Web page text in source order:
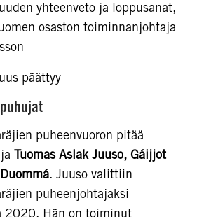
yhteenveto ja loppusanat,
osaston toiminnanjohtaja
päättyy
puheenvuoron pitää
Tuomas Aslak Juuso, Gáijjot
. Juuso valittiin
puheenjohtajaksi
2020. Hän on toiminut